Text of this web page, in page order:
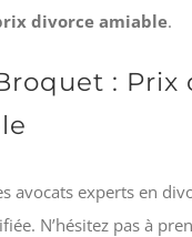
divorce amiable.
: Prix
avocats experts en
N’hésitez pas à